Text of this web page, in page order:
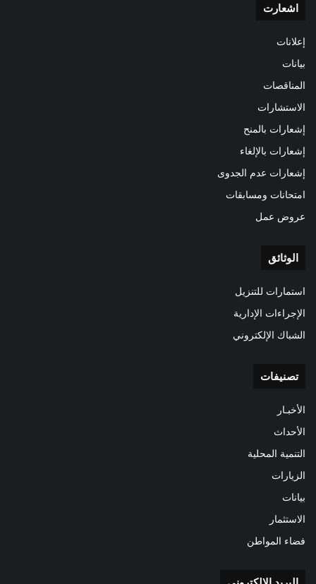
اشعارت
إعلانات
بيانات
المناقصات
الاستشارات
إشعارات بالمنح
إشعارات بالإلغاء
إشعارات عدم الجدوى
امتحانات ومسابقات
عروض عمل
الوثائق
استمارات للتنزيل
الإجراءات الإدارية
الشباك الإلكتروني
تصنيفات
الأخبـار
الأحداث
التنمية المحلية
الزيارات
بيانات
الاستثمار
فضاء المواطن